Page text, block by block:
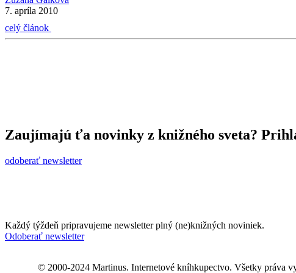
7. apríla 2010
celý článok
Zaujímajú ťa novinky z knižného sveta?
odoberať newsletter
Každý týždeň pripravujeme newsletter plný (ne)knižných noviniek.
Odoberať newsletter
© 2000-2024 Martinus. Internetové kníhkupectvo. Všetky práva